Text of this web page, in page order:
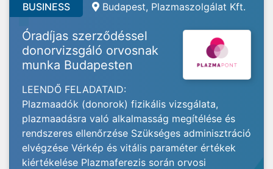
BUSINESS Budapest, Plazmaszolgálat Kft.
Óradíjas szerződéssel
donorvizsgáló orvosnak
munka Budapesten
LEENDŐ FELADATAID:
Plazmaadók (donorok) fizikális vizsgálata,
plazmaadásra való alkalmasság megítélése és
rendszeres ellenőrzése Szükséges adminisztráció
elvégzése Vérkép és vitális paraméter értékek
kiértékelése Plazmaferezis során orvosi